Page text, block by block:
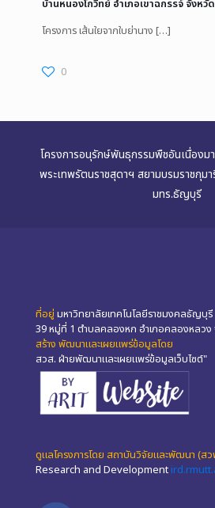
บ้านหนองโกวิทย์ อำเภอเขาฉกรรจ์ จังหวั
โครงการ เส้นใยจากใบย่านาง […]
0
โครงการอนุรักษ์พันธุกรรมพืชอันเนื่องม
พระเทพรัตนราชสุดาฯ สยามบรมราชกุม
มทร.ธัญบุรี
ที่อยู่ มหาวิทยาลัยเทคโนโลยีราชมงคลธัญบุรี
39 หมู่ที่ 1 ตำบลคลองหก อำเภอคลองหลว
สร้าง พัฒนาและเผยแพร่ข้อมูลโดย
สวส. ฝ่ายพัฒนาและเผยแพร่ข้อมูลเว็บไซต์"
ดูแลโครงการโดย สถาบันวิจัยและพัฒนา (ส
Research and Development